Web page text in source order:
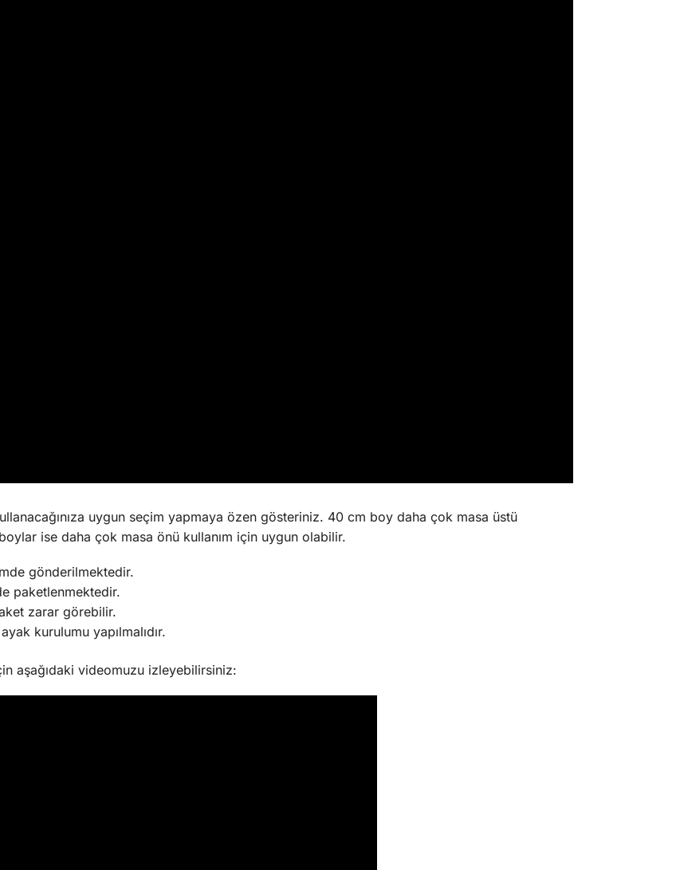
uygun seçim yapmaya özen gösteriniz. 40 cm boy daha çok masa üstü
ise daha çok masa önü kullanım için uygun olabilir.
gönderilmektedir.
paketlenmektedir.
zarar görebilir.
kurulumu yapılmalıdır.
aşağıdaki videomuzu izleyebilirsiniz: